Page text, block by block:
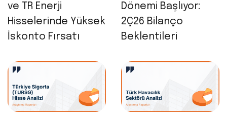
ve TR Enerji
Hisselerinde Yüksek
İskonto Fırsatı
Dönemi Başlıyor:
2Ç26 Bilanço
Beklentileri